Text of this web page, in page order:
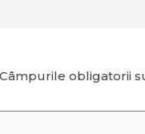
Câmpurile obligatorii